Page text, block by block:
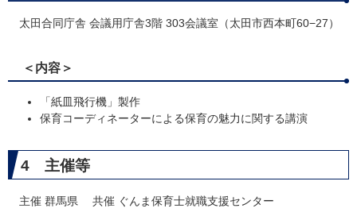
太田合同庁舎 会議用庁舎3階 303会議室（太田市西本町60−27）
＜内容＞
「紙皿飛行機」製作
保育コーディネーターによる保育の魅力に関する講演
4 主催等
主催 群馬県 共催 ぐんま保育士就職支援センター